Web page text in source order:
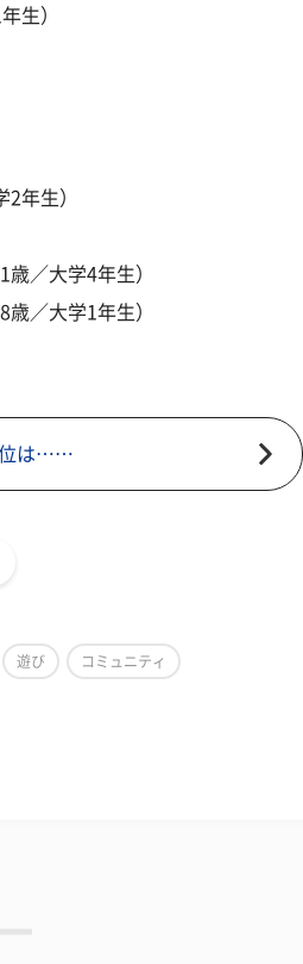
生）
年生）
／大学4年生）
／大学1年生）
位は……
遊び コミュニティ